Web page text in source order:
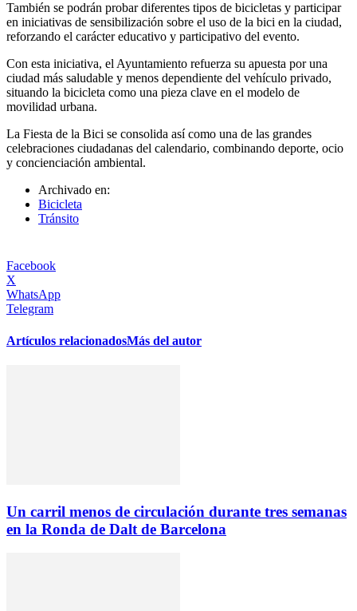
También se podrán probar diferentes tipos de bicicletas y participar
en iniciativas de sensibilización sobre el uso de la bici en la ciudad,
reforzando el carácter educativo y participativo del evento.
Con esta iniciativa, el Ayuntamiento refuerza su apuesta por una
ciudad más saludable y menos dependiente del vehículo privado,
situando la bicicleta como una pieza clave en el modelo de
movilidad urbana.
La Fiesta de la Bici se consolida así como una de las grandes
celebraciones ciudadanas del calendario, combinando deporte, ocio
y concienciación ambiental.
Archivado en:
Bicicleta
Tránsito
Facebook
X
WhatsApp
Telegram
Artículos relacionadosMás del autor
Un carril menos de circulación durante tres semanas
en la Ronda de Dalt de Barcelona